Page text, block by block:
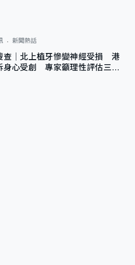
新聞熱話
查｜北上植牙慘變神經受損 港
身心受創 專家籲理性評估三大